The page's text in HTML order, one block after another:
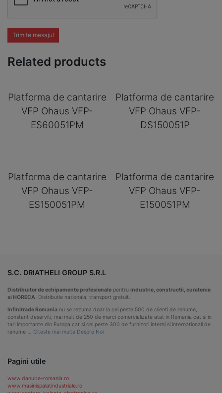
Trimite mesajul
Related products
Platforma de cantarire
VFP Ohaus VFP-
ES60051PM
Platforma de cantarire
VFP Ohaus VFP-
DS150051P
Platforma de cantarire
VFP Ohaus VFP-
ES150051PM
Platforma de cantarire
VFP Ohaus VFP-
E150051PM
S.C. DRIATHELI GROUP S.R.L
Distribuitor de echipamente profesionale pentru industrie, constructii, curatenie
si HORECA . Distributie nationala, transport gratuit.
Infinitrade Romania nu se rezuma doar la cei peste 500 de clienti de renume,
constant deserviti, mai mult de 250 de marci comercializate atat in Romania cat si in
tari importante din Europa cat si cei peste 300 de furnizori interni si internationali de
renume … Citeste mai multe Despre Noi
Pagini utile
www.danube-romania.ro
www.masinispalatindustriale.ro